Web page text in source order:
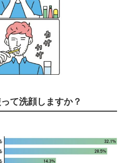
て洗顔しますか？